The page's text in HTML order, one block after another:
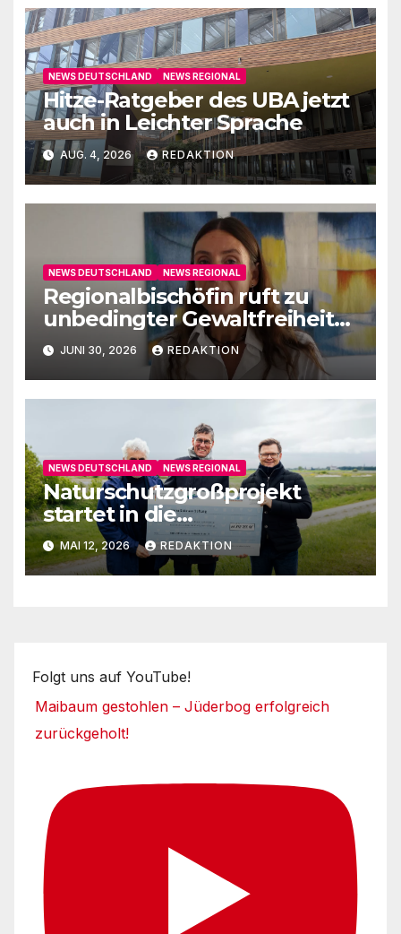
NEWS DEUTSCHLAND NEWS REGIONAL
Hitze-Ratgeber des UBA jetzt
auch in Leichter Sprache
AUG. 4, 2026 REDAKTION
NEWS DEUTSCHLAND NEWS REGIONAL
Regionalbischöfin ruft zu
unbedingter Gewaltfreiheit
aufJUNI 30, 2026 REDAKTION
NEWS DEUTSCHLAND NEWS REGIONAL
Naturschutzgroßprojekt
startet in die
Umsetzungsphase
MAI 12, 2026 REDAKTION
Folgt uns auf YouTube!
Maibaum gestohlen – Jüderbog erfolgreich
zurückgeholt!